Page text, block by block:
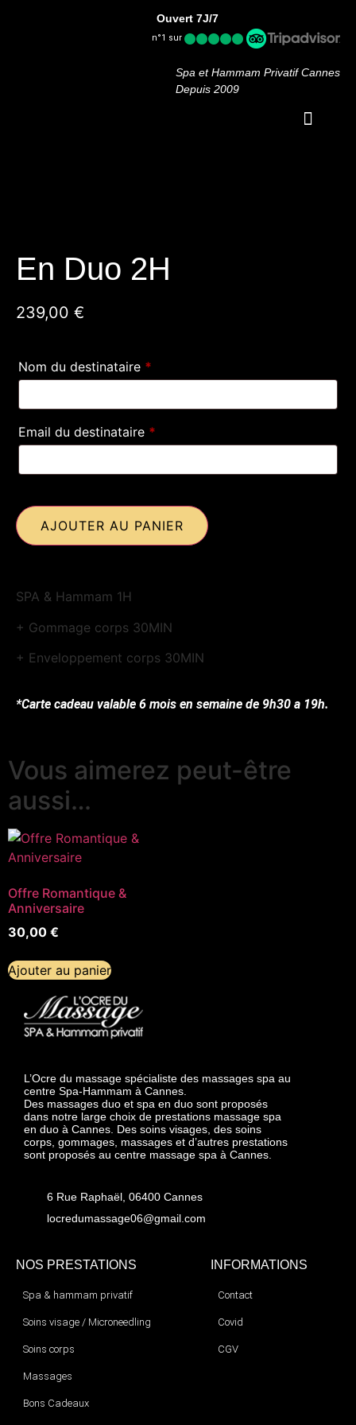
Ouvert 7J/7
n°1 sur
Spa et Hammam Privatif Cannes
Depuis 2009
En Duo 2H
239,00 €
Nom du destinataire *
Email du destinataire *
AJOUTER AU PANIER
SPA & Hammam 1H
+ Gommage corps 30MIN
+ Enveloppement corps 30MIN
*Carte cadeau valable 6 mois en semaine de 9h30 a 19h.
Vous aimerez peut-être
aussi…
Offre Romantique &
Anniversaire
30,00 €
Ajouter au panier
L’Ocre du massage spécialiste des massages spa au
centre Spa-Hammam à Cannes.
Des massages duo et spa en duo sont proposés
dans notre large choix de prestations massage spa
en duo à Cannes. Des soins visages, des soins
corps, gommages, massages et d’autres prestations
sont proposés au centre massage spa à Cannes.
6 Rue Raphaël, 06400 Cannes
locredumassage06@gmail.com
NOS PRESTATIONS
Spa & hammam privatif
Soins visage / Microneedling
Soins corps
Massages
Bons Cadeaux
INFORMATIONS
Contact
Covid
CGV